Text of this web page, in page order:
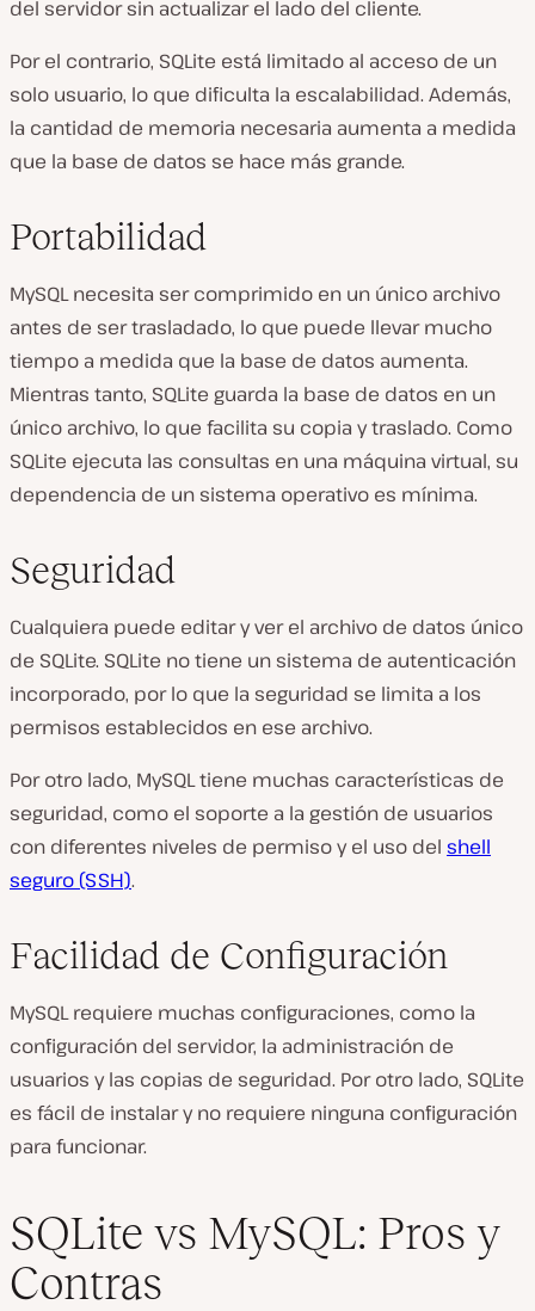
del servidor sin actualizar el lado del cliente.
Por el contrario, SQLite está limitado al acceso de un
solo usuario, lo que dificulta la escalabilidad. Además,
la cantidad de memoria necesaria aumenta a medida
que la base de datos se hace más grande.
Portabilidad
MySQL necesita ser comprimido en un único archivo
antes de ser trasladado, lo que puede llevar mucho
tiempo a medida que la base de datos aumenta.
Mientras tanto, SQLite guarda la base de datos en un
único archivo, lo que facilita su copia y traslado. Como
SQLite ejecuta las consultas en una máquina virtual, su
dependencia de un sistema operativo es mínima.
Seguridad
Cualquiera puede editar y ver el archivo de datos único
de SQLite. SQLite no tiene un sistema de autenticación
incorporado, por lo que la seguridad se limita a los
permisos establecidos en ese archivo.
Por otro lado, MySQL tiene muchas características de
seguridad, como el soporte a la gestión de usuarios
con diferentes niveles de permiso y el uso del shell
seguro (SSH).
Facilidad de Configuración
MySQL requiere muchas configuraciones, como la
configuración del servidor, la administración de
usuarios y las copias de seguridad. Por otro lado, SQLite
es fácil de instalar y no requiere ninguna configuración
para funcionar.
SQLite vs MySQL: Pros y
Contras